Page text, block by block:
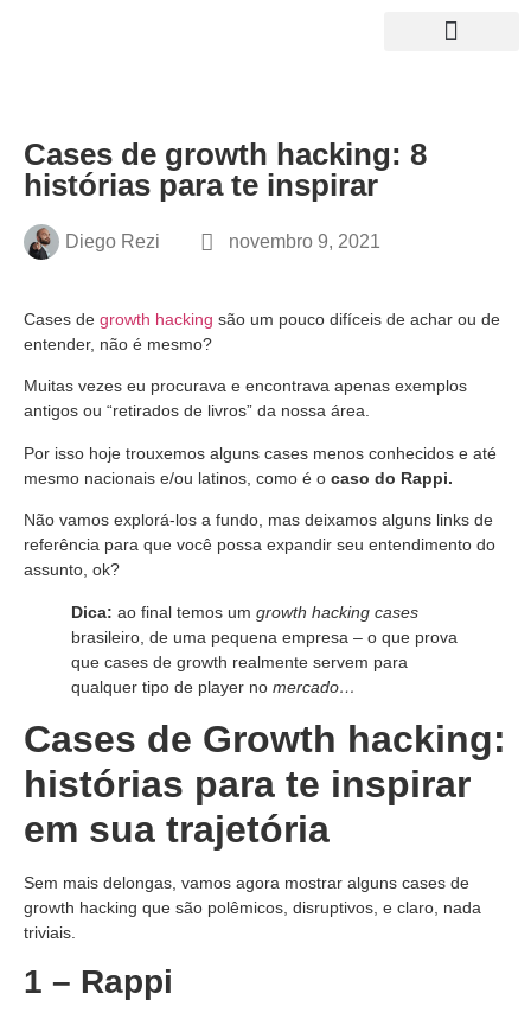
Cases de growth hacking: 8
histórias para te inspirar
Diego Rezi novembro 9, 2021
Cases de growth hacking são um pouco difíceis de achar ou de
entender, não é mesmo?
Muitas vezes eu procurava e encontrava apenas exemplos
antigos ou “retirados de livros” da nossa área.
Por isso hoje trouxemos alguns cases menos conhecidos e até
mesmo nacionais e/ou latinos, como é o caso do Rappi.
Não vamos explorá-los a fundo, mas deixamos alguns links de
referência para que você possa expandir seu entendimento do
assunto, ok?
Dica: ao final temos um growth hacking cases
brasileiro, de uma pequena empresa – o que prova
que cases de growth realmente servem para
qualquer tipo de player no mercado…
Cases de Growth hacking:
histórias para te inspirar
em sua trajetória
Sem mais delongas, vamos agora mostrar alguns cases de
growth hacking que são polêmicos, disruptivos, e claro, nada
triviais.
1 – Rappi